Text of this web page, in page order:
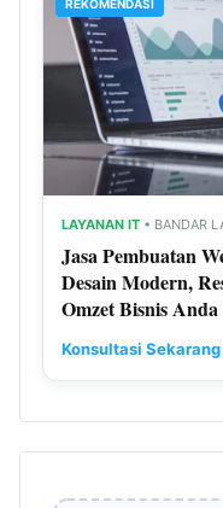
#UMKM Binaan
Raup Penjualan
#Dugaan Penipuan
#Inspektorat Bandar
Polda
#Dugaan Ancaman
Lampung Dikawal
#Polda Lampung
#Pemkot Bandar